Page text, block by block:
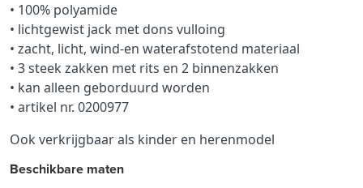
• 100% polyamide
• lichtgewist jack met dons vulloing
• zacht, licht, wind-en waterafstotend materiaal
• 3 steek zakken met rits en 2 binnenzakken
• kan alleen geborduurd worden
• artikel nr. 0200977
Ook verkrijgbaar als kinder en herenmodel
Beschikbare maten